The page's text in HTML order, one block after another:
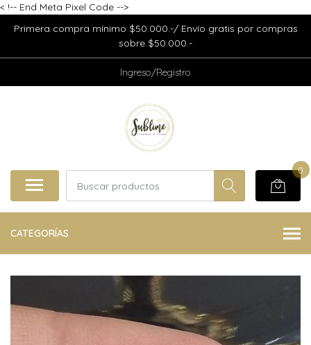
< !-- End Meta Pixel Code -->
Primera compra mínimo $50.000.-/ Envío gratis por compras
sobre $50.000.-
Ingreso/Registro
0
CATEGORÍAS